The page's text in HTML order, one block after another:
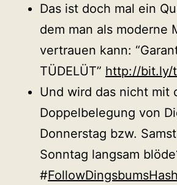
Das ist doch mal ein
dem man als moderne
vertrauen kann:
TÜDELÜT” http://bit.ly/
Und wird das nicht mit
Doppelbelegung von
Donnerstag bzw.
Sonntag langsam
#